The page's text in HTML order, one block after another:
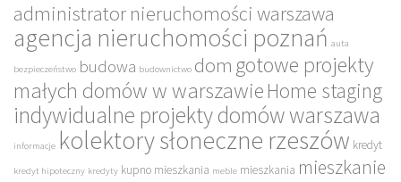
administrator nieruchomości warszawa
agencja nieruchomości poznań auta
bezpieczeństwo budowa budownictwo dom gotowe projekty
małych domów w warszawie Home staging
indywidualne projekty domów warszawa
informacje kolektory słoneczne rzeszów kredyt
kredyt hipoteczny kredyty kupno mieszkania meble mieszkania mieszkanie